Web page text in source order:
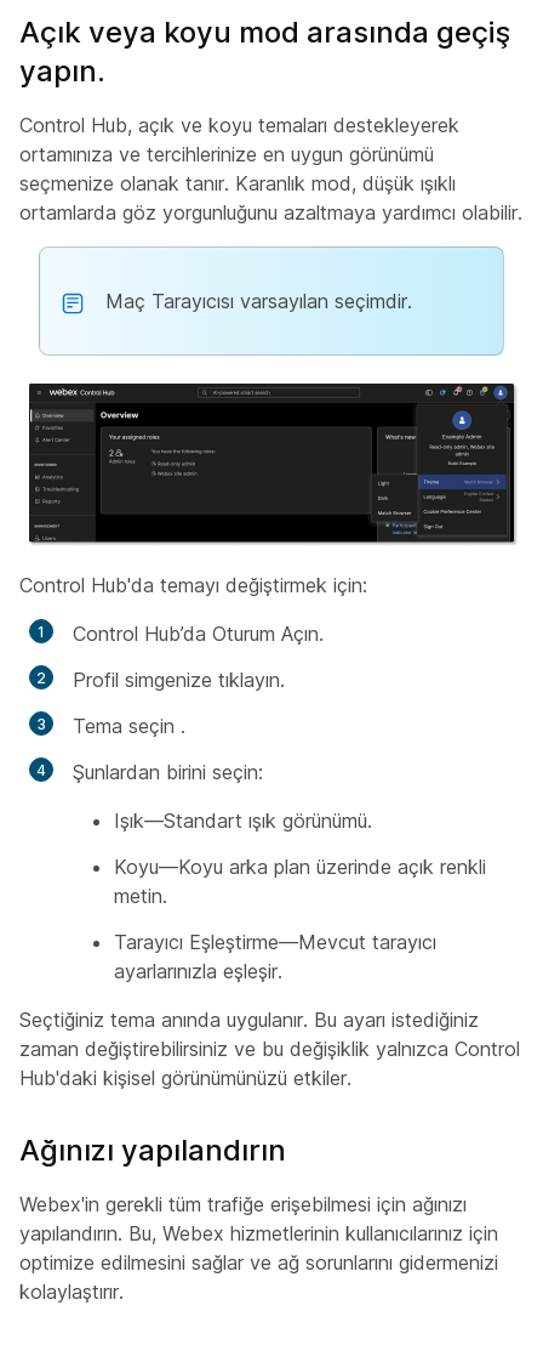
Açık veya koyu mod arasında geçiş
yapın.
Control Hub, açık ve koyu temaları destekleyerek
ortamınıza ve tercihlerinize en uygun görünümü
seçmenize olanak tanır. Karanlık mod, düşük ışıklı
ortamlarda göz yorgunluğunu azaltmaya yardımcı olabilir.
Maç Tarayıcısı varsayılan seçimdir.
Control Hub'da temayı değiştirmek için:
Control Hub’da Oturum Açın.
Profil simgenize tıklayın.
Tema seçin .
Şunlardan birini seçin:
Işık—Standart ışık görünümü.
Koyu—Koyu arka plan üzerinde açık renkli
metin.
Tarayıcı Eşleştirme—Mevcut tarayıcı
ayarlarınızla eşleşir.
Seçtiğiniz tema anında uygulanır. Bu ayarı istediğiniz
zaman değiştirebilirsiniz ve bu değişiklik yalnızca Control
Hub'daki kişisel görünümünüzü etkiler.
Ağınızı yapılandırın
Webex'in gerekli tüm trafiğe erişebilmesi için ağınızı
yapılandırın. Bu, Webex hizmetlerinin kullanıcılarınız için
optimize edilmesini sağlar ve ağ sorunlarını gidermenizi
kolaylaştırır.